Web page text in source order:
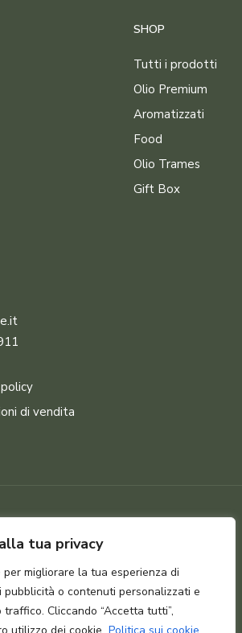
tua privacy
migliorare la tua esperienza di
pubblicità o contenuti personalizzati e
Cliccando “Accetta tutti”,
SHOP
Tutti i prodotti
Olio Premium
Aromatizzati
Food
Olio Trames
Gift Box
di vendita